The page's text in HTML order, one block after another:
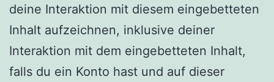
deine Interaktion mit diesem eingebetteten
Inhalt aufzeichnen, inklusive deiner
Interaktion mit dem eingebetteten Inhalt,
falls du ein Konto hast und auf dieser